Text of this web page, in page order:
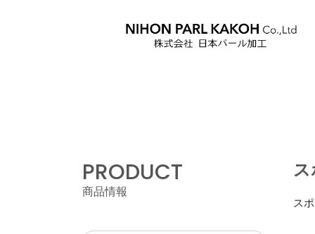
PRODUCT
商品情報
ス
ス